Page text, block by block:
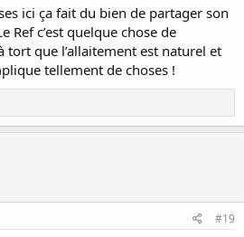
quand elle me l'a dit c'est après coup
plus mous... d'ailleurs je m'étais
de lactation, ça m'a donc rassuré.
fixé car j'ai un peu l'impression qu'elle est
du temps elle dort
ici ça fait du bien de partager son
Ref c’est quelque chose de
tort que l’allaitement est naturel et
tellement de choses !
#19